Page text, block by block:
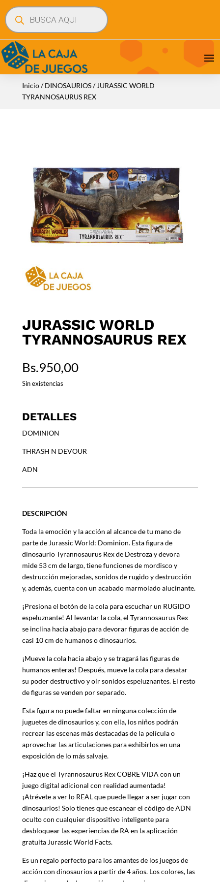
Búsqueda
de
productos
Inicio/DINOSAURIOS/ JURASSIC WORLD
TYRANNOSAURUS REX
JURASSIC WORLD
TYRANNOSAURUS REX
Bs.950,00
Sin existencias
DETALLES
DOMINION
THRASH N DEVOUR
ADN
DESCRIPCIÓN
Toda la emoción y la acción al alcance de tu mano de
parte de Jurassic World: Dominion. Esta figura de
dinosaurio Tyrannosaurus Rex de Destroza y devora
mide 53 cm de largo, tiene funciones de mordisco y
destrucción mejoradas, sonidos de rugido y destrucción
y, además, cuenta con un acabado marmolado alucinante.
¡Presiona el botón de la cola para escuchar un RUGIDO
espeluznante! Al levantar la cola, el Tyrannosaurus Rex
se inclina hacia abajo para devorar figuras de acción de
casi 10 cm de humanos o dinosaurios.
¡Mueve la cola hacia abajo y se tragará las figuras de
humanos enteras! Después, mueve la cola para desatar
su poder destructivo y oír sonidos espeluznantes. El resto
de figuras se venden por separado.
Esta figura no puede faltar en ninguna colección de
juguetes de dinosaurios y, con ella, los niños podrán
recrear las escenas más destacadas de la película o
aprovechar las articulaciones para exhibirlos en una
exposición de lo más salvaje.
¡Haz que el Tyrannosaurus Rex COBRE VIDA con un
juego digital adicional con realidad aumentada!
¡Atrévete a ver lo REAL que puede llegar a ser jugar con
dinosaurios! Solo tienes que escanear el código de ADN
oculto con cualquier dispositivo inteligente para
desbloquear las experiencias de RA en la aplicación
gratuita Jurassic World Facts.
Es un regalo perfecto para los amantes de los juegos de
acción con dinosaurios a partir de 4 años. Los colores, las